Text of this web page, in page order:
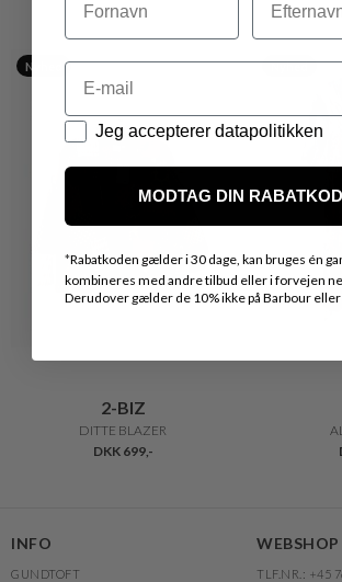
Nyhed
2-BIZ
DITTE BLAZER
DKK 699,-
Nyhed
INFO
GUNDTOFT
WEBSHOP
TLF.NR.: +45
Email
Datapolitik
Jeg accepterer datapolitikken
MODTAG DIN
*Rabatkoden gælder i 30 dage, kan bruges én
kombineres med andre tilbud eller i forvejen
Derudover gælder de 10% ikke på Barbour eller